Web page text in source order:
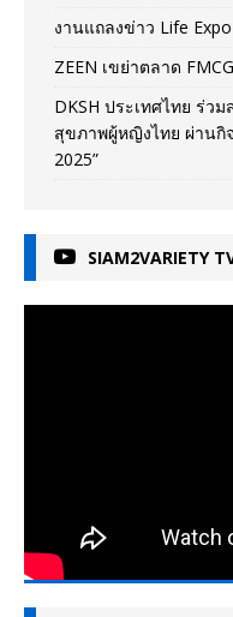
งานแถลงข่าว Life
ZEEN เขย่าตลาด
DKSH ประเทศไทย ร่ว
สุขภาพผู้หญิงไทย ผ่านกิ
2025”
SIAM2VARIETY